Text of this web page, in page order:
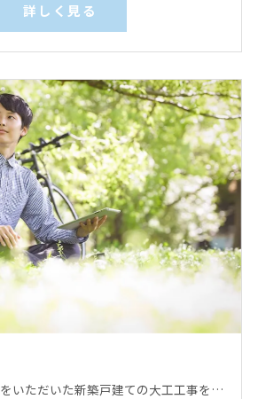
詳しく見る
メーカー様から依頼をいただいた新築戸建ての大工工事をお願いします。 床下地組み、天井下地組みと下地板張り、内部壁下地組み、フローリングなどの床材施工、壁下地板張りなどを行っていただきます。